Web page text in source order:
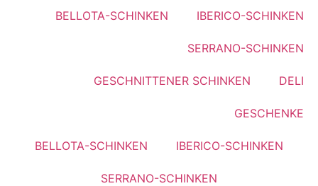
Optionen
Produktseite
Optionen
auf
werden
BELLOTA-SCHINKEN IBERICO-SCHINKEN
SERRANO-SCHINKEN
GESCHNITTENER SCHINKEN DELI
GESCHENKE
BELLOTA-SCHINKEN IBERICO-SCHINKEN
SERRANO-SCHINKEN